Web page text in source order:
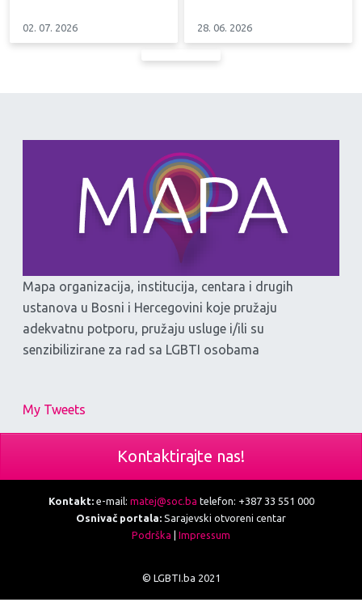
02. 07. 2026 28. 06. 2026
Mapa organizacija, institucija, centara i drugih
ustanova u Bosni i Hercegovini koje pružaju
adekvatnu potporu, pružaju usluge i/ili su
senzibilizirane za rad sa LGBTI osobama
My Tweets
Kontaktirajte nas!
Kontakt:e-mail: matej@soc.ba telefon: +387 33 551 000
Osnivač portala: Sarajevski otvoreni centar
Podrška
Impressum
© LGBTI.ba 2021